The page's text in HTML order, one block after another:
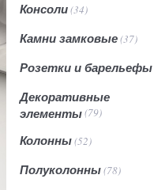
Консоли(34)
Камни замковые(37)
Розетки и барельефы
Декоративные
элементы(79)
Колонны(52)
Полуколонны(78)